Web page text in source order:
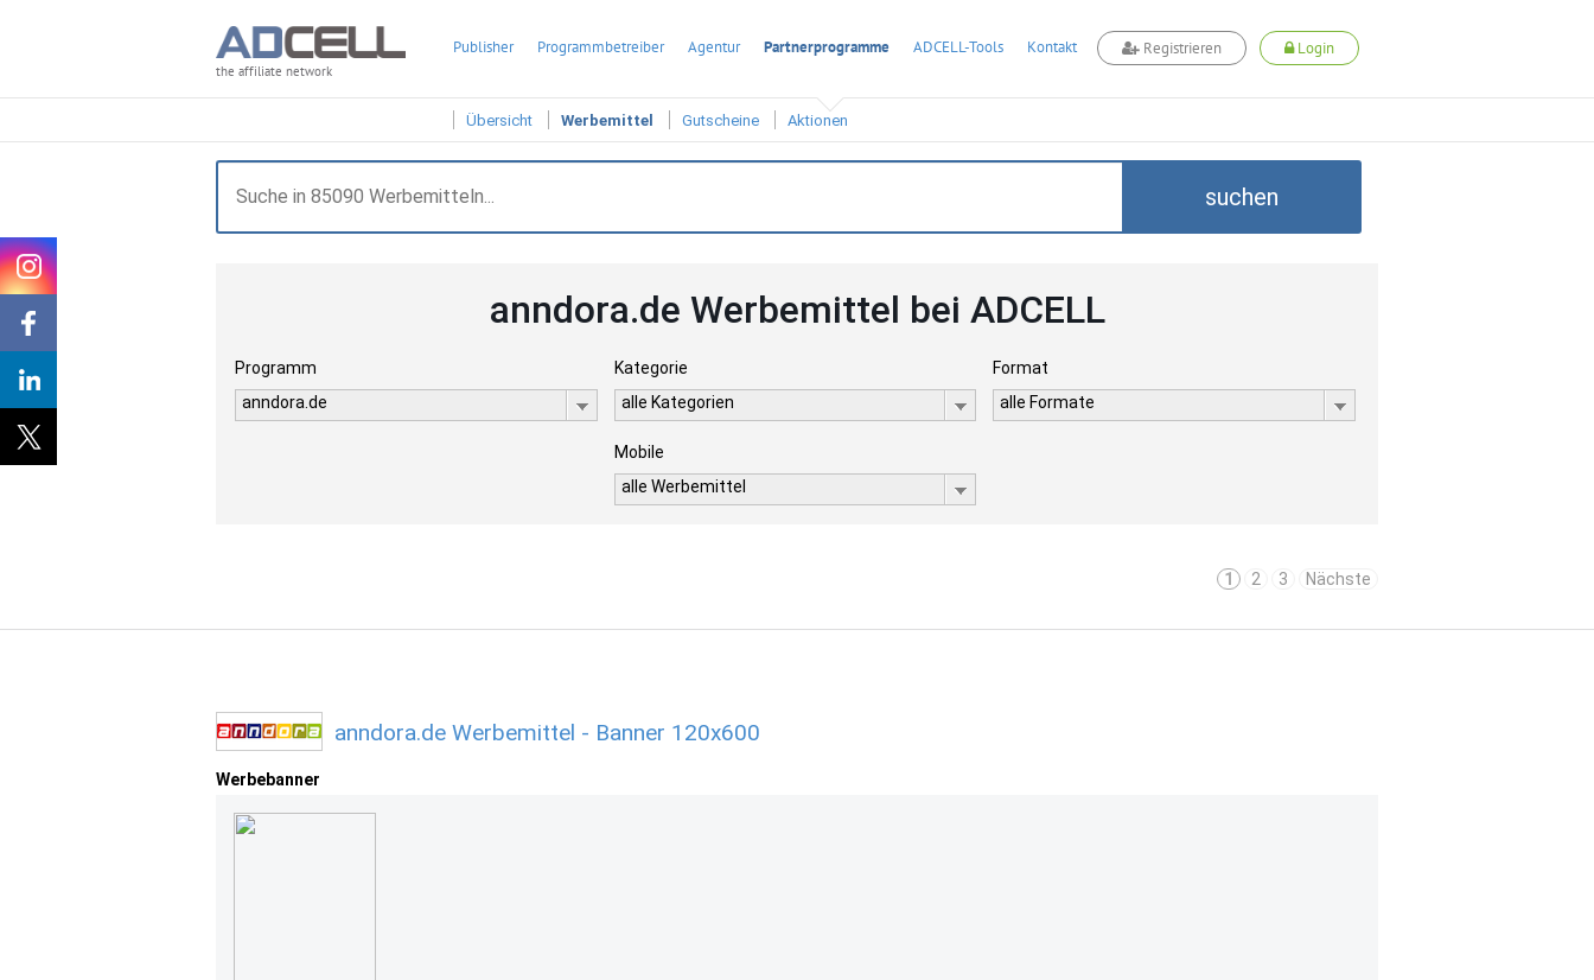
the affiliate network
Publisher Programmbetreiber Agentur Partnerprogramme ADCELL-Tools Kontakt Registrieren Login
Übersicht Werbemittel Gutscheine Aktionen
suchen
anndora.de Werbemittel bei ADCELL
Programm
anndora.de
Kategorie
alle Kategorien
Format
alle Formate
Mobile
alle Werbemittel
1 2 3 Nächste
anndora.de Werbemittel - Banner 120x600
Werbebanner